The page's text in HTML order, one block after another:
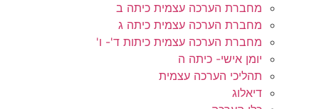
מחברת הערכה עצמית כיתה ב
מחברת הערכה עצמית כיתה ג
מחברת הערכה עצמית כיתות ד'- ו'
יומן אישי- כיתה ה
תהליכי הערכה עצמית
דיאלוג